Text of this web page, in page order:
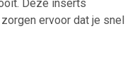
Deze inserts
ervoor dat je snel